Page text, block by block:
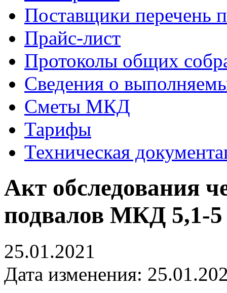
Поставщики перечень
Прайс-лист
Протоколы общих
Сведения о
Сметы МКД
Тарифы
Техническая
Акт обследования
подвалов МКД 5,1-5
25.01.2021
Дата изменения: